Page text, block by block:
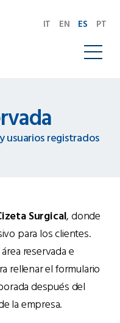
IT EN ES PT
usuarios registrados
Surgical, donde
para los clientes.
reservada e
rellenar el formulario
después del
la empresa.